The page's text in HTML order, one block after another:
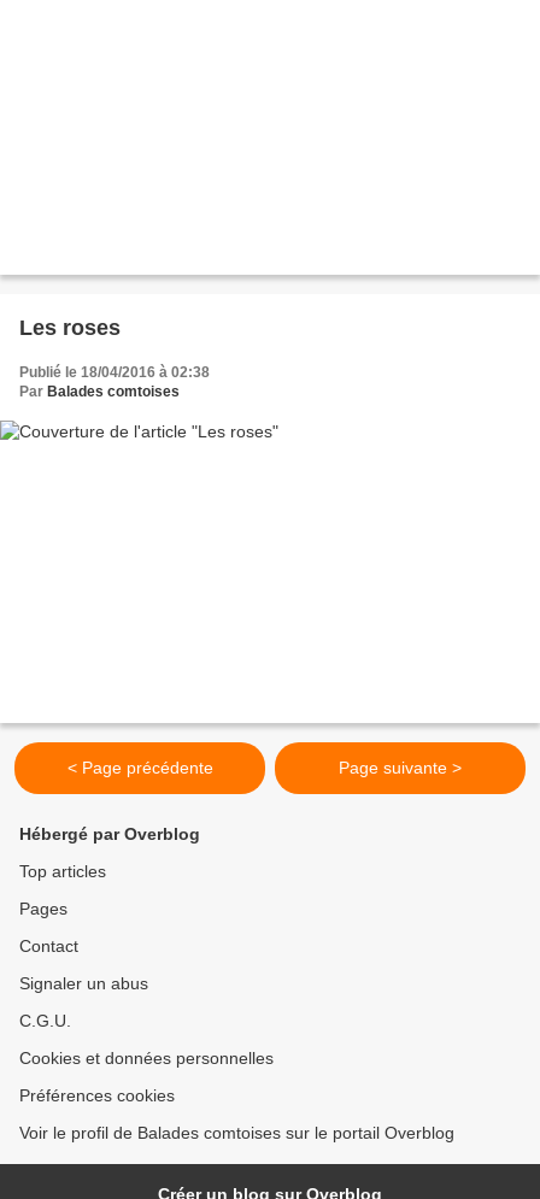
Les roses
Publié le 18/04/2016 à 02:38
Par Balades comtoises
< Page précédente Page suivante >
Hébergé par Overblog
Top articles
Pages
Contact
Signaler un abus
C.G.U.
Cookies et données personnelles
Préférences cookies
Voir le profil de Balades comtoises sur le portail Overblog
Créer un blog sur Overblog